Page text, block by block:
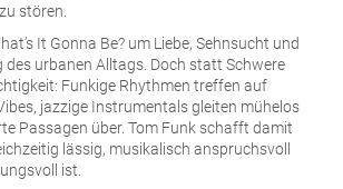
stören.
It Gonna Be? um Liebe, Sehnsucht und
des urbanen Alltags. Doch statt Schwere
Funkige Rhythmen treffen auf
jazzige Instrumentals gleiten mühelos
Passagen über. Tom Funk schafft damit
lässig, musikalisch anspruchsvoll
ist.